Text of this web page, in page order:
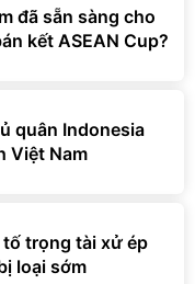
đã sẵn sàng cho
kết ASEAN Cup?
quân Indonesia
Việt Nam
tố trọng tài xử ép
loại sớm